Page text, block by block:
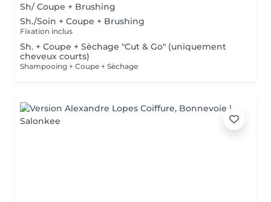
Sh/ Coupe + Brushing
Sh./Soin + Coupe + Brushing
Fixation inclus
Sh. + Coupe + Sèchage "Cut & Go" (uniquement
cheveux courts)
Shampooing + Coupe + Sèchage